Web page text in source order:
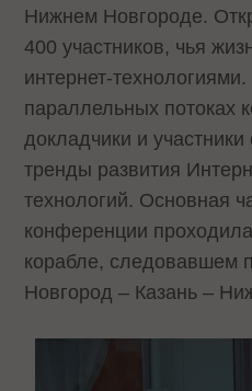
Нижнем Новгороде.
400 участников, чья
интернет-
параллельных потоках
докладчики и
тренды развития
технологий. Основная
конференции
корабле, следовавшем
Новгород – Казань –